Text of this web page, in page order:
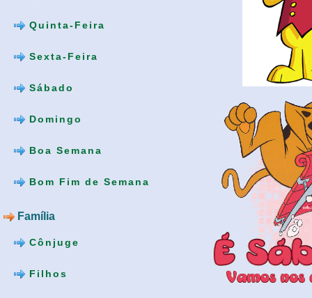
Quinta-Feira
Sexta-Feira
Sábado
Domingo
Boa Semana
Bom Fim de Semana
Família
Cônjuge
Filhos